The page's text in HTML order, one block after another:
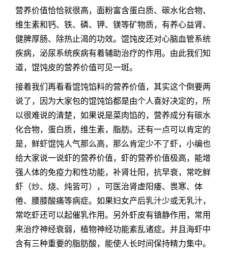
营养价值恰恰就很高，面粉富含蛋白质、碳水化合物、
维生素和钙、铁、磷、钾、镁等矿物质，有养心益肾、
健脾厚肠、除热止渴的功效。馄饨皮还对心脑血管系统
疾病，泌尿系统疾病有着辅助治疗的作用。由此我们知
道，馄饨皮的营养价值可见一斑。
接着我们再看看馄饨馅料的营养价值，其实这个倒要两
说了，因为大家包的馄饨馅都是由个人喜好决定的，所
以很难说的清楚，如果说是菜肉馅的，营养成分有碳水
化合物，蛋白质，维生素，脂肪。还有一点可以肯定的
是，鲜虾馄饨人气那么高，那么肯定少不了虾，小编也
给大家说一说虾的营养价值，虾的营养价值极高，能增
强人体的免疫力和性功能，补肾壮阳，抗早衰，常吃鲜
虾（炒、烧、炖皆可），可医治肾虚阳痿、畏寒、体
倦、腰膝酸痛等病症。如果妇女产后乳汁少或无乳汁，
常吃虾还可以起催乳作用。另外虾皮有镇静作用，常用
来治疗神经衰弱，植物神经功能紊乱诸症。并且海虾中
含有三种重要的脂肪酸，能使人长时间保持精力集中。